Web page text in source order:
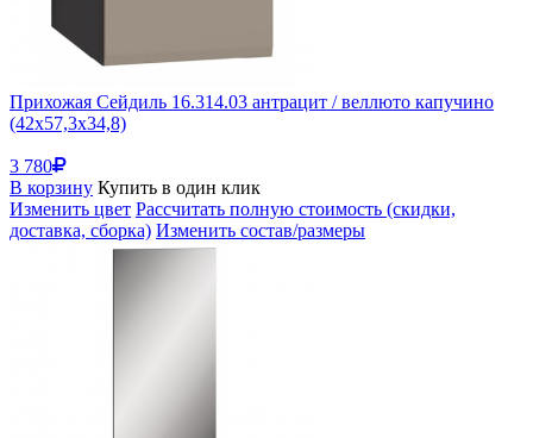
Прихожая Сейдиль 16.314.03 антрацит / веллюто капучино
(42x57,3x34,8)
3 780
В корзину Купить в один клик
Изменить цвет Рассчитать полную стоимость (скидки,
доставка, сборка) Изменить состав/размеры